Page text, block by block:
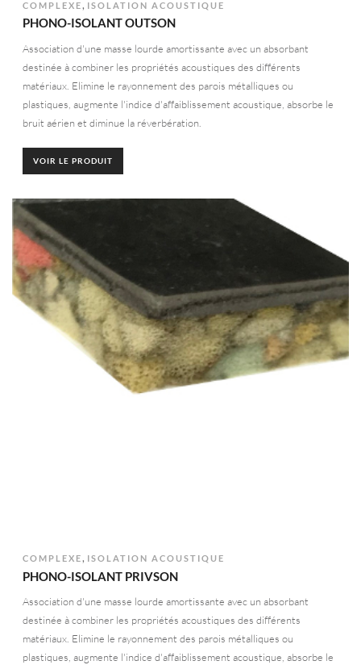
COMPLEXE, ISOLATION ACOUSTIQUE
PHONO-ISOLANT OUTSON
Association d'une masse lourde amortissante avec un absorbant
destinée à combiner les propriétés acoustiques des différents
matériaux. Elimine le rayonnement des parois métalliques ou
plastiques, augmente l'indice d'affaiblissement acoustique, absorbe le
bruit aérien et diminue la réverbération.
VOIR LE PRODUIT
COMPLEXE, ISOLATION ACOUSTIQUE
PHONO-ISOLANT PRIVSON
Association d'une masse lourde amortissante avec un absorbant
destinée à combiner les propriétés acoustiques des différents
matériaux. Elimine le rayonnement des parois métalliques ou
plastiques, augmente l'indice d'affaiblissement acoustique, absorbe le